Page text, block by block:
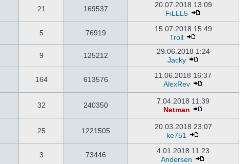
21 169537
20.07.2018 13:09
FiLLL5
5 76919
15.07.2018 15:49
Troll
9 125212
29.06.2018 1:24
Jacky
164 613576
11.06.2018 16:37
AlexRev
32 240350
7.04.2018 11:39
Netman
25 1221505
20.03.2018 23:07
ke751
3 73446
4.01.2018 11:23
Andersen